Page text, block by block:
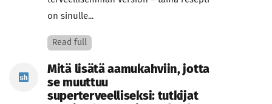
on sinulle...
Read full
Mitä lisätä aamukahviin, jotta
se muuttuu
superterveelliseksi: tutkijat